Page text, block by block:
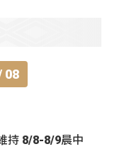
08
持 8/8-8/9晨中